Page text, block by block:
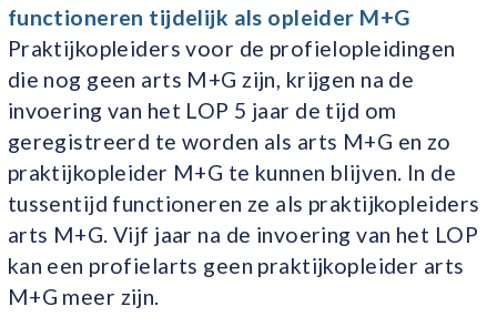
functioneren tijdelijk als opleider M+G
Praktijkopleiders voor de profielopleidingen
die nog geen arts M+G zijn, krijgen na de
invoering van het LOP 5 jaar de tijd om
geregistreerd te worden als arts M+G en zo
praktijkopleider M+G te kunnen blijven. In de
tussentijd functioneren ze als praktijkopleiders
arts M+G. Vijf jaar na de invoering van het LOP
kan een profielarts geen praktijkopleider arts
M+G meer zijn.